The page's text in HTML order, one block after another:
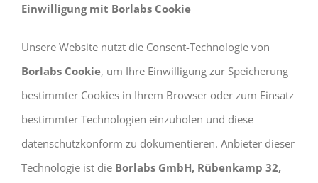
Einwilligung mit Borlabs Cookie
Unsere Website nutzt die Consent-Technologie von
Borlabs Cookie, um Ihre Einwilligung zur Speicherung
bestimmter Cookies in Ihrem Browser oder zum Einsatz
bestimmter Technologien einzuholen und diese
datenschutzkonform zu dokumentieren. Anbieter dieser
Technologie ist die Borlabs GmbH, Rübenkamp 32,